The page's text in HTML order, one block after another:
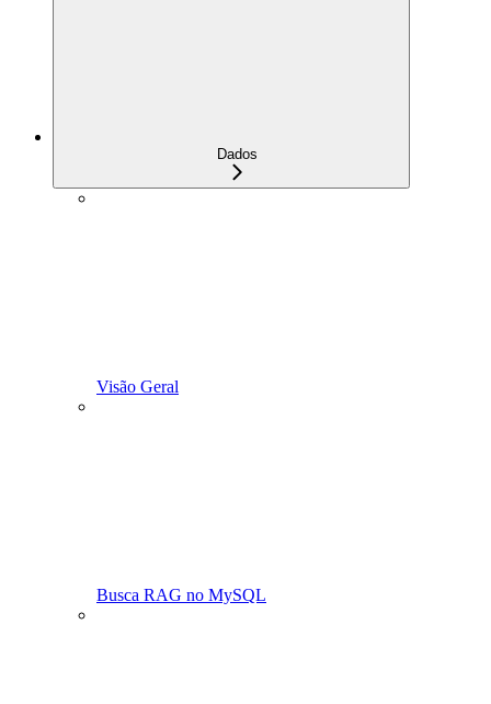
Dados
Visão Geral
Busca RAG no MySQL